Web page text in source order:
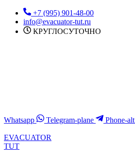
Перейти
содержимому
+7 (995) 901-48-00
info@evacuator-tut.ru
КРУГЛОСУТОЧНО
Whatsapp Telegram-plane Phone-alt
EVACUATOR
TUT